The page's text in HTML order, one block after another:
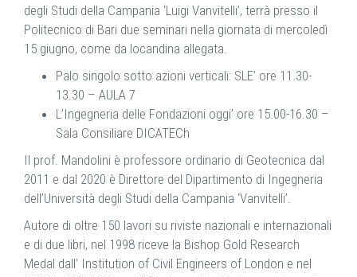
degli Studi della Campania ‘Luigi Vanvitelli’, terrà presso il
Politecnico di Bari due seminari nella giornata di mercoledì
15 giugno, come da locandina allegata.
Palo singolo sotto azioni verticali: SLE’ ore 11.30-
13.30 – AULA 7
L’Ingegneria delle Fondazioni oggi’ ore 15.00-16.30 –
Sala Consiliare DICATECh
Il prof. Mandolini è professore ordinario di Geotecnica dal
2011 e dal 2020 è Direttore del Dipartimento di Ingegneria
dell’Università degli Studi della Campania ‘Vanvitelli’.
Autore di oltre 150 lavori su riviste nazionali e internazionali
e di due libri, nel 1998 riceve la Bishop Gold Research
Medal dall’ Institution of Civil Engineers of London e nel